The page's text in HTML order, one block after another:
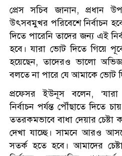
প্রেস সচিব জানান, প্রধান
উৎসবমুখর পরিবেশে নির্বাচন
দিতে পারেনি তাদের জন্য এই
হবে। যারা ভোট দিতে গিয়ে
হয়েছেন, তাদেরও ভালো
বলতে না পারে যে আমাকে ভোট
প্রফেসর ইউনূস বলেন, ‘যারা
নির্বাচন পর্যন্ত পৌঁছাতে দিতে
ততরকমভাবে বাধা দেয়ার
দেখা যাচ্ছে। সামনে আরও
সতর্ক হতে হবে। আমাদের